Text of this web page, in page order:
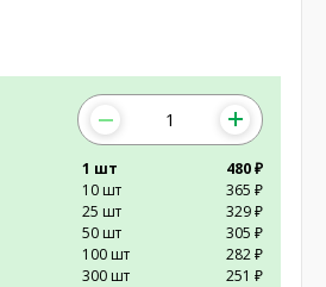
1 шт
480 ₽
10 шт
365 ₽
25 шт
329 ₽
50 шт
305 ₽
100 шт
282 ₽
300 шт
251 ₽